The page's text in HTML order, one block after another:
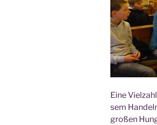
Eine
sem
gro­ßen